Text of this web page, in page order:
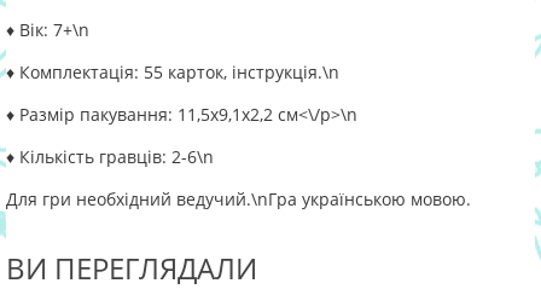
♦ Вік: 7+\n
♦ Комплектація: 55 карток, інструкція.\n
♦ Размір пакування: 11,5х9,1х2,2 см<\/p>\n
♦ Кількість гравців: 2-6\n
Для гри необхідний ведучий.\nГра українською мовою.
ВИ ПЕРЕГЛЯДАЛИ